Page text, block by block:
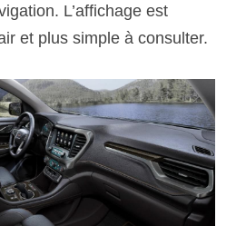
L’affichage est
et plus simple à consulter.